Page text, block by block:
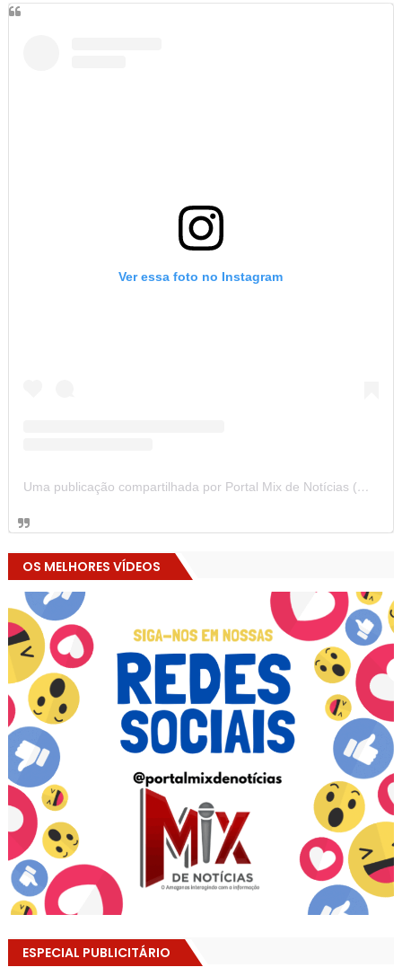
Ver essa foto no Instagram
Uma publicação compartilhada por Portal Mix de Notícias (@portalmixdenoticias)
OS MELHORES VÍDEOS
ESPECIAL PUBLICITÁRIO